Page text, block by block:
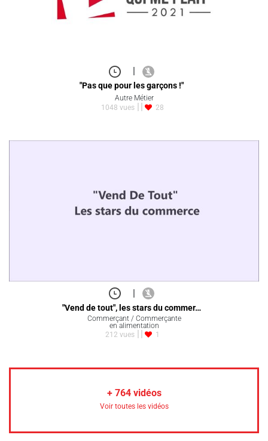
|
"Pas que pour les garçons !"
Autre Métier
1048 vues
28
|
"Vend de tout", les stars du commer…
Commerçant / Commerçante
en alimentation
212 vues
1
+ 764vidéos
Voir toutes les vidéos